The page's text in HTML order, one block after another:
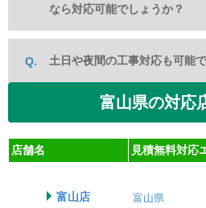
なら対応可能でしょうか？
土日や夜間の工事対応も可能で
富山県の対応
店舗名 見積無料対応
富山店 富山県